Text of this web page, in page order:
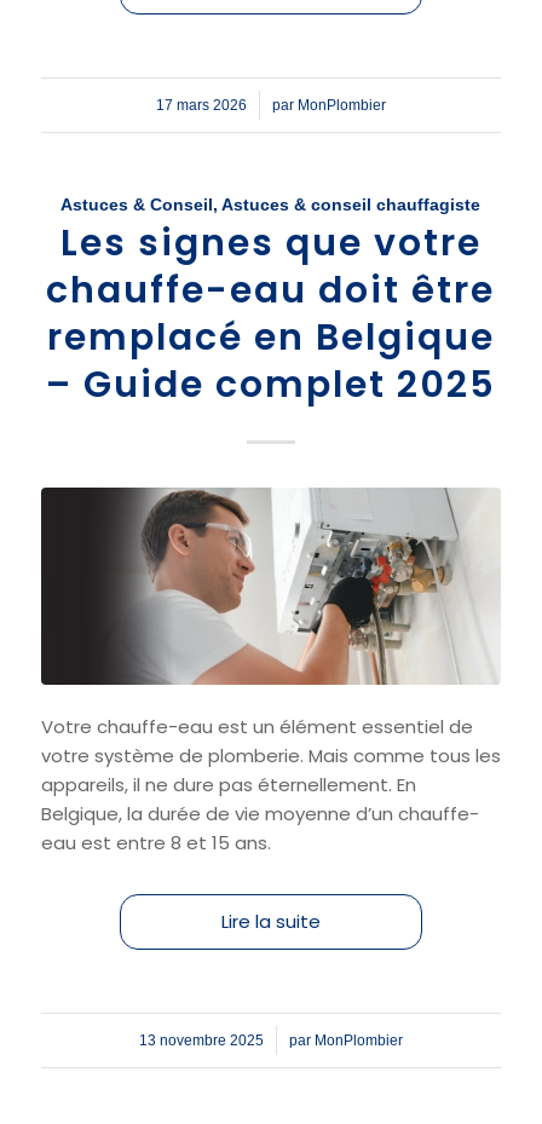
17 mars 2026
/ par MonPlombier
Astuces & Conseil ,Astuces & conseil chauffagiste
Les signes que votre
chauffe-eau doit être
remplacé en Belgique
– Guide complet 2025
Votre chauffe-eau est un élément essentiel de
votre système de plomberie. Mais comme tous les
appareils, il ne dure pas éternellement. En
Belgique, la durée de vie moyenne d’un chauffe-
eau est entre 8 et 15 ans.
Lire la suite
13 novembre 2025
/ par MonPlombier